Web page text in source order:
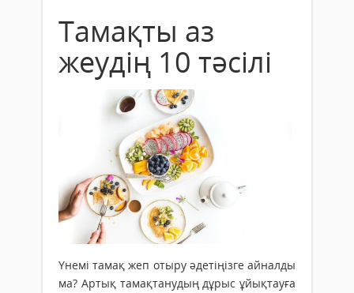
Тамақты аз
жеудің 10 тәсілі
Үнемі тамақ жеп отыру әдетіңізге айналды
ма? Артық тамақтанудың дұрыс ұйықтауға